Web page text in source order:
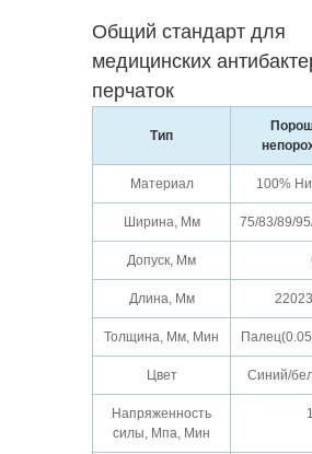
Общий стандарт для
медицинских
перчаток
Тип
Материал 100%
Ширина, Мм 75/83/89/
Допуск, Мм
Длина, Мм
Толщина, Мм, Мин
Цвет Синий/
Напряженность
силы, Мпа, Мин